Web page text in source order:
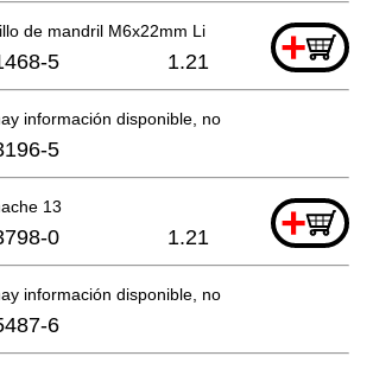
de mandril M6x22mm Li +
5 1.21
información disponible, no se puede pedir
5
13 +
0 1.21
información disponible, no se puede pedir
6